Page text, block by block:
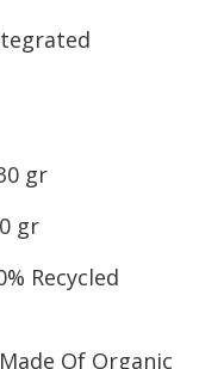
gr
gr
Recycled
Of Organic